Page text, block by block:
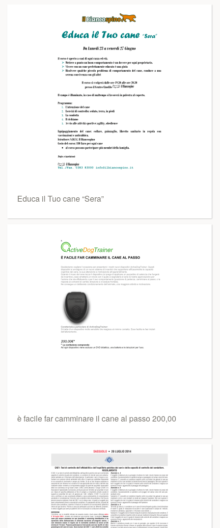
Educa il Tuo cane “Sera”
è facile far camminare il cane al passo 200,00